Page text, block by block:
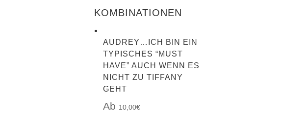
KOMBINATIONEN
AUDREY…ICH BIN EIN
TYPISCHES “MUST
HAVE” AUCH WENN ES
NICHT ZU TIFFANY
GEHT
10,00€